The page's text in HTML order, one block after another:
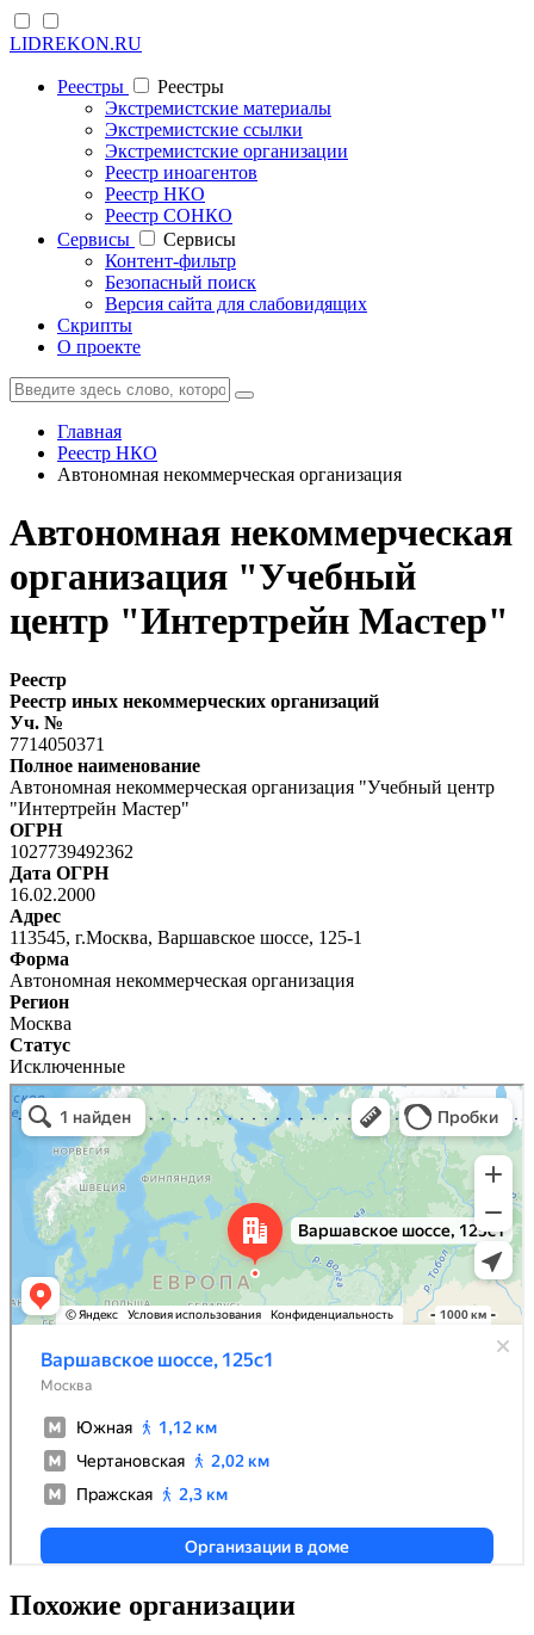
LIDREKON.RU
Реестры
Реестры
Экстремистские материалы
Экстремистские ссылки
Экстремистские организации
Реестр иноагентов
Реестр НКО
Реестр СОНКО
Cервисы
Cервисы
Контент-фильтр
Безопасный поиск
Версия сайта для слабовидящих
Скрипты
О проекте
Главная
Реестр НКО
Автономная некоммерческая организация
Автономная некоммерческая
организация "Учебный
центр "Интертрейн Мастер"
Реестр
Реестр иных некоммерческих организаций
Уч. №
7714050371
Полное наименование
Автономная некоммерческая организация "Учебный центр
"Интертрейн Мастер"
ОГРН
1027739492362
Дата ОГРН
16.02.2000
Адрес
113545, г.Москва, Варшавское шоссе, 125-1
Форма
Автономная некоммерческая организация
Регион
Москва
Статус
Исключенные
Похожие организации